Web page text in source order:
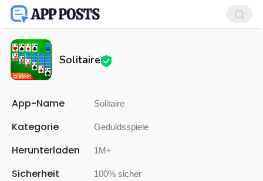
Solitaire
App-Name Solitaire
Kategorie Geduldsspiele
Herunterladen 1M+
Sicherheit 100% sicher